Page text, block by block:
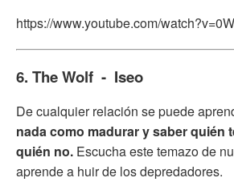
https://www.youtube.com/
6. The Wolf - Iseo
De cualquier relación se puede
nada como madurar y saber quién
quién no. Escucha este temazo de
aprende a huir de los depredadores.